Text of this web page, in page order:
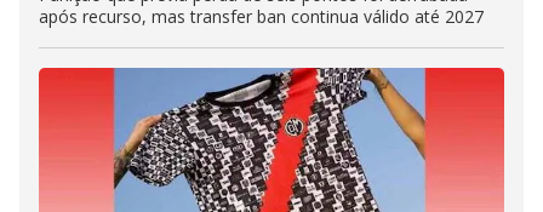
após recurso, mas transfer ban continua válido até 2027